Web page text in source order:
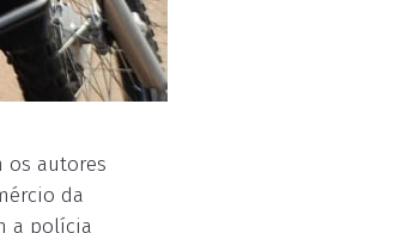
os autores
da
a polícia